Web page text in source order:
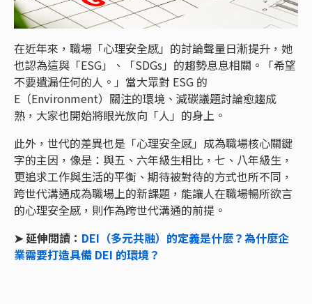
在近年來，職場「心理安全感」的討論聲量日漸提升，她
也認為這與「ESG」、「SDGs」的趨勢息息相關。「希望
不要遺漏任何的人。」當大眾對 ESG 的
E（Environment）關注的環境、減碳議題討論愈趨成
熟，大家也開始將眼光放向「人」的身上。
此外，世代的差異也是「心理安全感」成為職場核心關鍵
字的主因，像是：與五、六年級生相比，七、八年級生，
更追求工作與生活的平衡、期待被對待的方式也所不同，
跨世代溝通成為職場上的新課題，能讓人在職場暢所欲言
的心理安全感，則作為跨世代溝通的前提。
➤ 延伸閱讀： DEI（多元共融）的定義是什麼？為什麼企
業需要打造具備 DEI 的環境？